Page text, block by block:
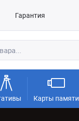
Гарантия
Карты памяти